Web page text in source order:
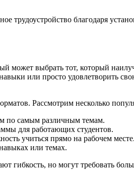
трудоустройство благодаря
выбрать тот, который
или просто удовлетворить
Рассмотрим несколько
по самым различным темам.
для работающих студентов.
учиться прямо на рабочем месте.
или темах.
гибкость, но могут требовать